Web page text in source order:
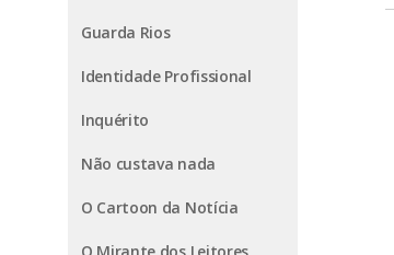
Guarda Rios
Identidade Profissional
Inquérito
Não custava nada
O Cartoon da Notícia